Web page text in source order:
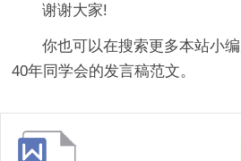
谢谢大家!
你也可以在搜索更多本站小
40年同学会的发言稿范文。